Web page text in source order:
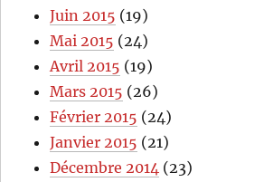
Juin 2015 (19)
Mai 2015 (24)
Avril 2015 (19)
Mars 2015 (26)
Février 2015 (24)
Janvier 2015 (21)
Décembre 2014 (23)